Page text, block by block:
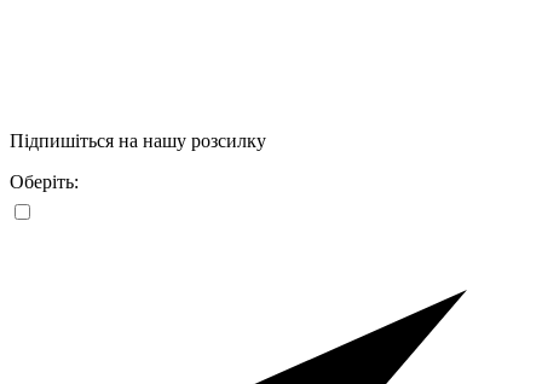
Підпишіться на нашу розсилку
Оберіть: